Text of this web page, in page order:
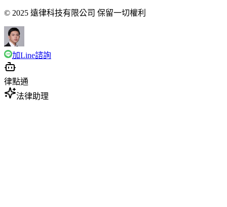
© 2025 遠律科技有限公司 保留一切權利
加Line諮詢
律點通
法律助理